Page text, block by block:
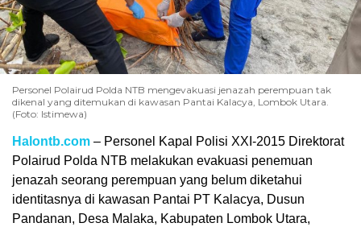
Personel Polairud Polda NTB mengevakuasi jenazah perempuan tak
dikenal yang ditemukan di kawasan Pantai Kalacya, Lombok Utara.
(Foto: Istimewa)
Halontb.com – Personel Kapal Polisi XXI-2015 Direktorat
Polairud Polda NTB melakukan evakuasi penemuan
jenazah seorang perempuan yang belum diketahui
identitasnya di kawasan Pantai PT Kalacya, Dusun
Pandanan, Desa Malaka, Kabupaten Lombok Utara,